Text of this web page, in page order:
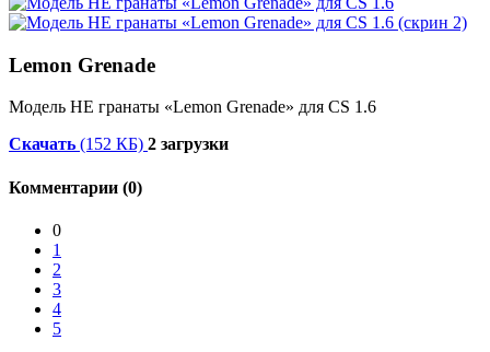
Lemon Grenade
Модель HE гранаты «Lemon Grenade» для CS 1.6
Скачать (152 КБ) 2 загрузки
Комментарии (0)
0
1
2
3
4
5